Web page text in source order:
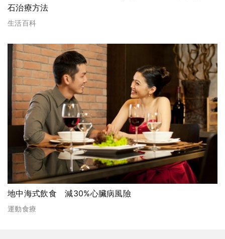
石治療方法
生活百科
地中海式飲食 減30%心臟病風險
運動食療